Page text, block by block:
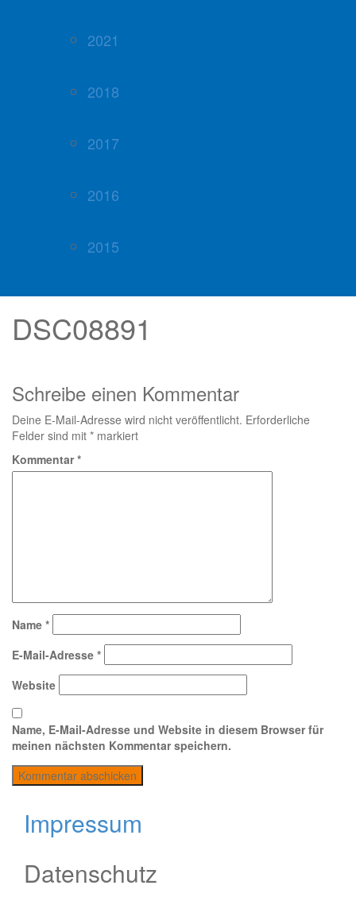
2021
2018
2017
2016
2015
DSC08891
Schreibe einen Kommentar
Deine E-Mail-Adresse wird nicht veröffentlicht. Erforderliche
Felder sind mit * markiert
Kommentar*
Name *
E-Mail-Adresse *
Website
Name, E-Mail-Adresse und Website in diesem Browser für
meinen nächsten Kommentar speichern.
Impressum
Datenschutz